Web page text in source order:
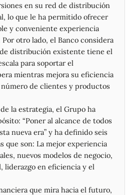
15,74 15,14 15,36
488.805
15,94 14,69 15,62
816.862
14,53 14,00 14,26
14,20 13,62 13,81
685
14,35 13,45 13,57
650.192
14,53 14,00 14,26
14,94 14,12 14,22
475.256
14,92 14,26 14,77
592.097
14,14 14,43
14,34
15,52
709.015
16,51
410.279
16,86 16,06 16,77
695.391
16,72 15,86 16,53
350.714
en su red de distribución
lo que le ha permitido ofrecer
y conveniente experiencia
otro lado, el Banco considera
distribución existente tiene el
para soportar el
mientras mejora su eficiencia
de clientes y productos
la estrategia, el Grupo ha
“Poner al alcance de todos
nueva era” y ha definido seis
que son: La mejor experiencia
nuevos modelos de negocio,
liderazgo en eficiencia y el
que mira hacia el futuro,